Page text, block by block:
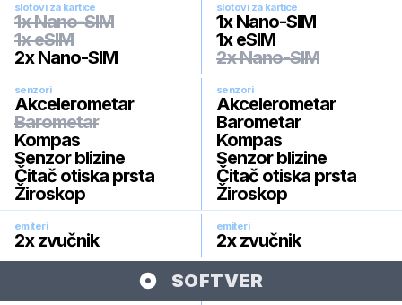
slotovi za kartice
1x Nano-SIM
1x eSIM
2x Nano-SIM
slotovi za kartice
1x Nano-SIM
1x eSIM
2x Nano-SIM
senzori
Akcelerometar
Barometar
Kompas
Senzor blizine
Čitač otiska prsta
Žiroskop
senzori
Akcelerometar
Barometar
Kompas
Senzor blizine
Čitač otiska prsta
Žiroskop
emiteri
2x zvučnik
emiteri
2x zvučnik
SOFTVER